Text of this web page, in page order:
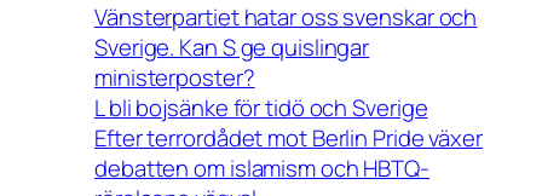
Vänsterpartiet hatar oss svenskar och
Sverige. Kan S ge quislingar
ministerposter?
L bli bojsänke för tidö och Sverige
Efter terrordådet mot Berlin Pride växer
debatten om islamism och HBTQ-